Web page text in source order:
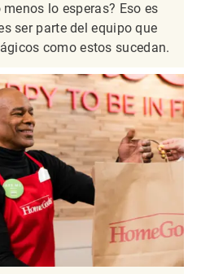
lo esperas? Eso es
ser parte del equipo que
como estos sucedan.